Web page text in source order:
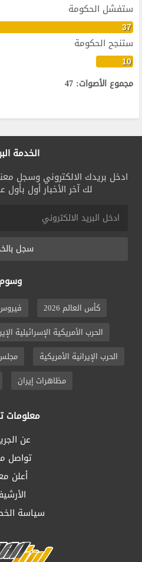
ستفشل الحكومة
37
ستنجح الحكومة
10
مجموع الأصوات: 47
الخدمة
ادخل بريدك الالكتروني وسجل
لك آخر الأخبار أول بأول
سجل
وسوم
كأس العالم 2026
الحرب الأمريكية الإسرائيلية
الحرب الإيرانية الأمريكية
مظاهرات إيران
معلومات
عن
تواصل
أعلن
سياسة